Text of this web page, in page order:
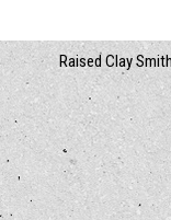
Raised Clay